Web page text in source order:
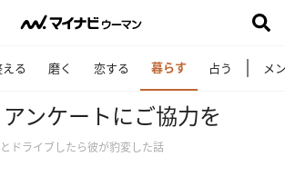
る 磨く 恋する 暮らす 占う メ
アンケートにご協力を
ドライブしたら彼が豹変した話